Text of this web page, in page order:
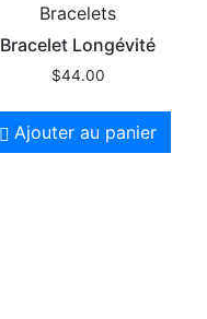
Bracelets
Bracelet Longévité
$44.00
Ajouter au panier